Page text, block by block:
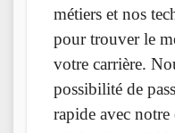
métiers et nos
pour trouver le
votre carrière.
possibilité de
rapide avec